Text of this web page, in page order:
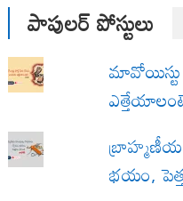
పాపులర్ పోస్టులు
మావోయిస్టు
భయం,